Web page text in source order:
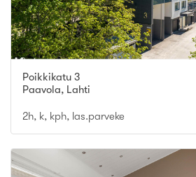
Poikkikatu 3
Paavola, Lahti
2h, k, kph, las.parveke